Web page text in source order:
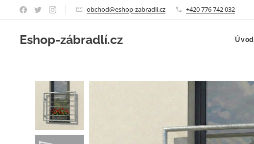
obchod@eshop-zabradli.cz +420 776 742 032
Eshop-zábradlí.cz Úvod